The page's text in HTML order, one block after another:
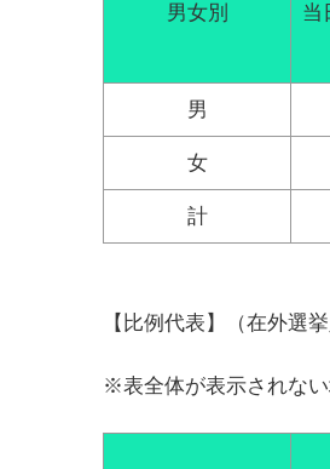
男女別 当
男
女
計
【比例代表】（在外選
※表全体が表示されない